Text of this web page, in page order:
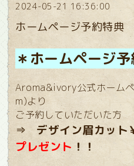
2024-05-21 16:36:00
ホームページ予約特典
＊ホームページ
Aroma&ivory公式ホーム
m)より
ご予約していただいた方
⇒
デザイン眉カッ
プレゼント ！！